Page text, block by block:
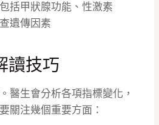
括甲狀腺功能、性激素
遺傳因素
讀技巧
醫生會分析各項指標變化，
關注幾個重要方面：